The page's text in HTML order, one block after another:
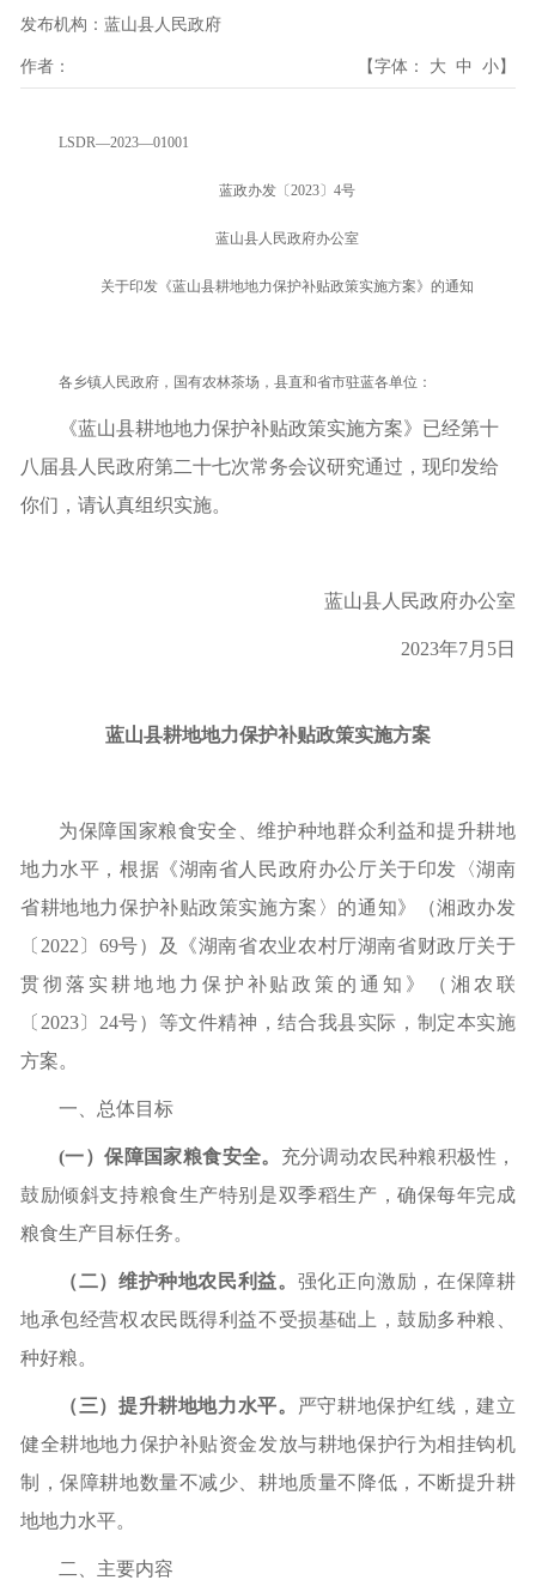
发布机构： 蓝山县人民政府
作者： 【字体： 大 中 小】
LSDR—2023—01001
蓝政办发〔2023〕4号
蓝山县人民政府办公室
关于印发《蓝山县耕地地力保护补贴政策实施方案》的通知
各乡镇人民政府，国有农林茶场，县直和省市驻蓝各单位：
《蓝山县耕地地力保护补贴政策实施方案》已经第十
八届县人民政府第二十七次常务会议研究通过，现印发给
你们，请认真组织实施。
蓝山县人民政府办公室
2023年7月 5日
蓝山县耕地地力保护补贴政策实施方案
为保障国家粮食安全、维护种地群众利益和提升耕地
地力水平，根据《湖南省人民政府办公厅关于印发〈湖南
省耕地地力保护补贴政策实施方案〉的通知》（湘政办发
〔 2022〕69号）及《湖南省农业农村厅湖南省财政厅关于
贯彻落实耕地地力保护补贴政策的通知》（湘农联
〔2023〕24号）等文件精神，结合我县实际，制定本实施
方案。
一、总体目标
(一）保障国家粮食安全。 充分调动农民种粮积极性，
鼓励倾斜支持粮食生产特别是双季稻生产，确保每年完成
粮食生产目标任务。
（二）维护种地农民利益。 强化正向激励，在保障耕
地承包经营权农民既得利益不受损基础上，鼓励多种粮、
种好粮。
（三）提升耕地地力水平。 严守耕地保护红线，建立
健全耕地地力保护补贴资金发放与耕地保护行为相挂钩机
制，保障耕地数量不减少、耕地质量不降低，不断提升耕
地地力水平。
二、主要内容